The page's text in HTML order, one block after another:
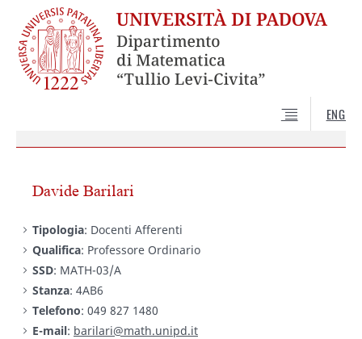
ENG
Davide Barilari
Tipologia: Docenti Afferenti
Qualifica: Professore Ordinario
SSD: MATH-03/A
Stanza: 4AB6
Telefono: 049 827 1480
E-mail: barilari@math.unipd.it